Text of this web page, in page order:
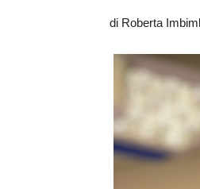
di Roberta